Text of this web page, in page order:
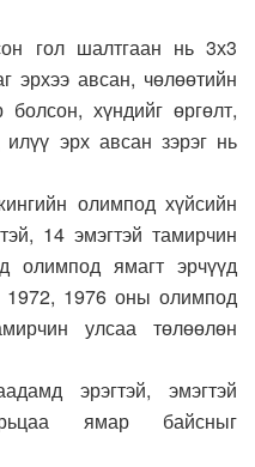
гол шалтгаан нь 3х3
эрхээ авсан, чөлөөтийн
хүндийг өргөлт,
илүү эрх авсан зэрэг нь
олимпод хүйсийн
14 эмэгтэй тамирчин
олимпод ямагт эрчүүд
1972, 1976 оны олимпод
улсаа төлөөлөн
эрэгтэй, эмэгтэй
ямар байсныг